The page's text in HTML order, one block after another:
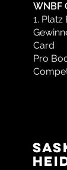
WNBF
1.
Card
Pro